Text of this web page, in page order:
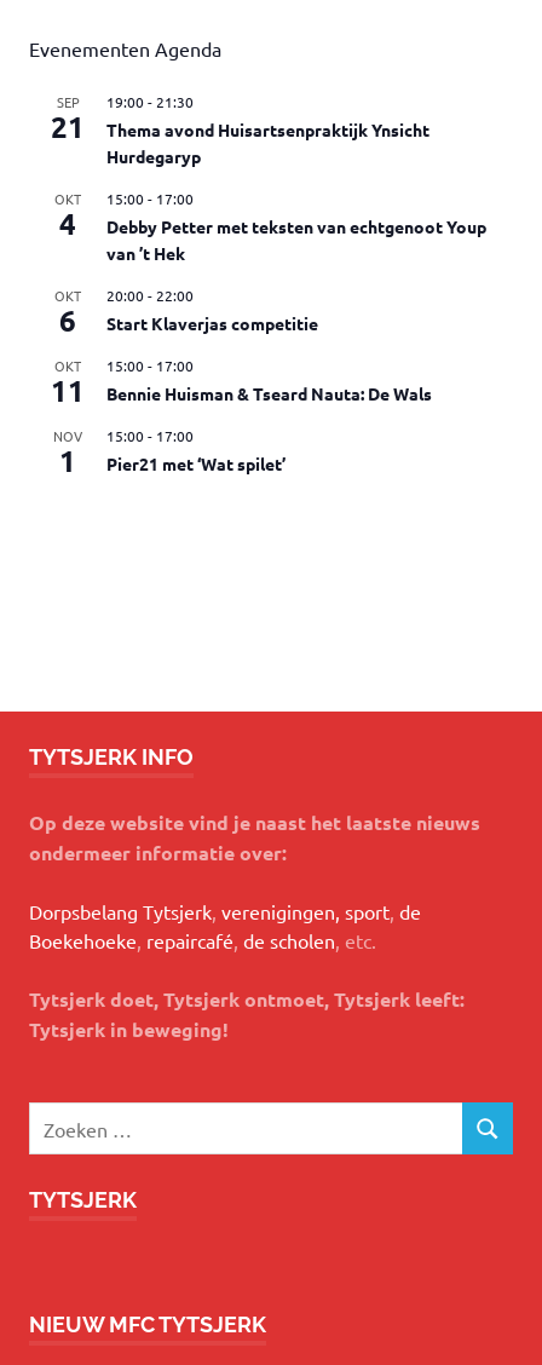
Evenementen Agenda
SEP
21
19:00-21:30
Thema avond Huisartsenpraktijk Ynsicht
Hurdegaryp
OKT
4
15:00- 17:00
Debby Petter met teksten van echtgenoot Youp
van ’t Hek
OKT
6
20:00-22:00
Start Klaverjas competitie
OKT
11
15:00- 17:00
Bennie Huisman & Tseard Nauta: De Wals
NOV
1
15:00- 17:00
Pier21 met ‘Wat spilet’
TYTSJERK INFO
Op deze website vind je naast het laatste nieuws
ondermeer informatie over:
Dorpsbelang Tytsjerk, verenigingen, sport, de
Boekehoeke, repaircafé, de scholen, etc.
Tytsjerk doet, Tytsjerk ontmoet, Tytsjerk leeft:
Tytsjerk in beweging!
naar:
ZOEKEN
TYTSJERK
NIEUW MFC TYTSJERK